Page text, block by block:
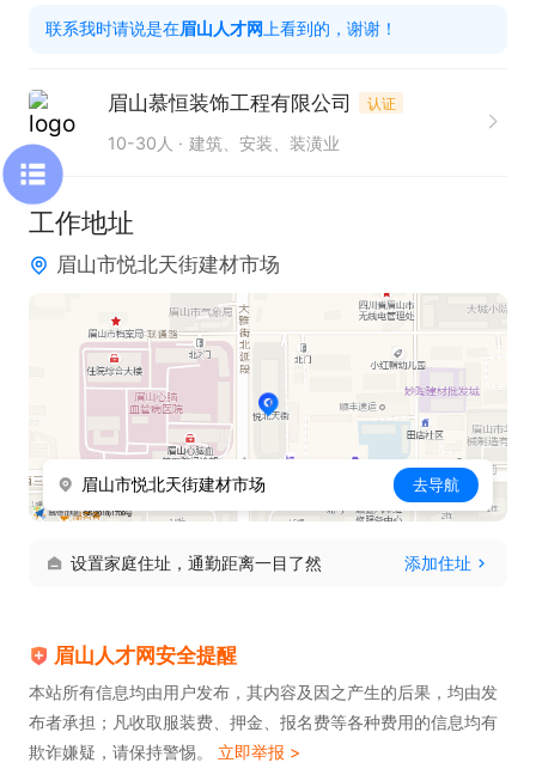
联系我时请说是在眉山人才网 上看到的，谢谢！
眉山慕恒装饰工程有限公司 认证
10-30人 建筑、安装、装潢业
工作地址
眉山市悦北天街建材市场
眉山市悦北天街建材市场 去导航
设置家庭住址，通勤距离一目了然 添加住址
眉山人才网安全提醒
本站所有信息均由用户发布，其内容及因之产生的后果，均由发
布者承担；凡收取服装费、押金、报名费等各种费用的信息均有
欺诈嫌疑，请保持警惕。 立即举报 >